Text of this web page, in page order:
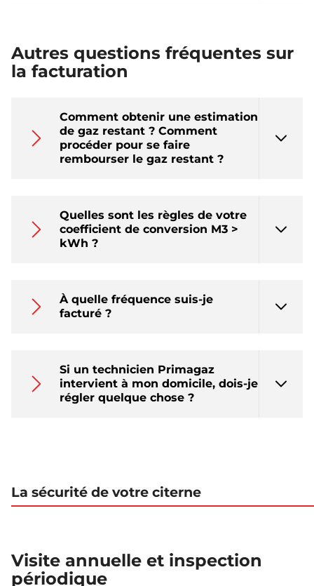
Autres questions fréquentes sur
la facturation
Comment obtenir une estimation
de gaz restant ? Comment
procéder pour se faire
rembourser le gaz restant ?
Quelles sont les règles de votre
coefficient de conversion M3 >
kWh ?
À quelle fréquence suis-je
facturé ?
Si un technicien Primagaz
intervient à mon domicile, dois-je
régler quelque chose ?
La sécurité de votre citerne
Visite annuelle et inspection
périodique